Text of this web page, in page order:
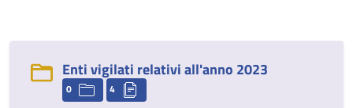
Enti vigilati relativi all'anno 2023
0 4